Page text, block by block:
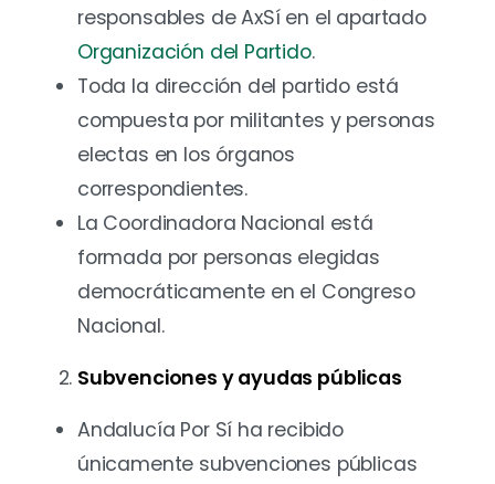
responsables de AxSí en el apartado
Organización del Partido.
Toda la dirección del partido está
compuesta por militantes y personas
electas en los órganos
correspondientes.
La Coordinadora Nacional está
formada por personas elegidas
democráticamente en el Congreso
Nacional.
Subvenciones y ayudas públicas
Andalucía Por Sí ha recibido
únicamente subvenciones públicas